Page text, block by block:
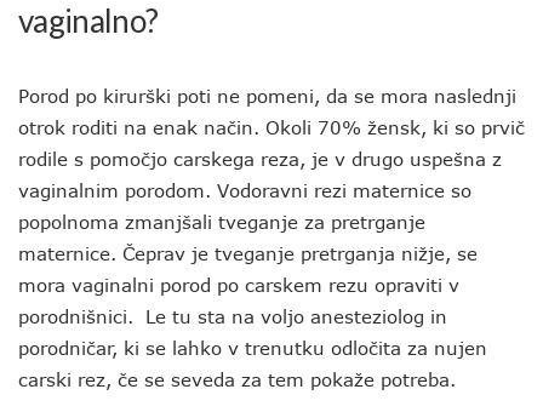
vaginalno?
Porod po kirurški poti ne pomeni, da se mora naslednji
otrok roditi na enak način. Okoli 70% žensk, ki so prvič
rodile s pomočjo carskega reza, je v drugo uspešna z
vaginalnim porodom. Vodoravni rezi maternice so
popolnoma zmanjšali tveganje za pretrganje
maternice. Čeprav je tveganje pretrganja nižje, se
mora vaginalni porod po carskem rezu opraviti v
porodnišnici. Le tu sta na voljo anesteziolog in
porodničar, ki se lahko v trenutku odločita za nujen
carski rez, če se seveda za tem pokaže potreba.